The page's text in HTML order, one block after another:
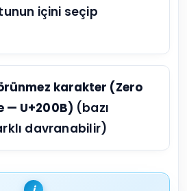
içini seçip
karakter (Zero
— U+200B) (bazı
davranabilir)